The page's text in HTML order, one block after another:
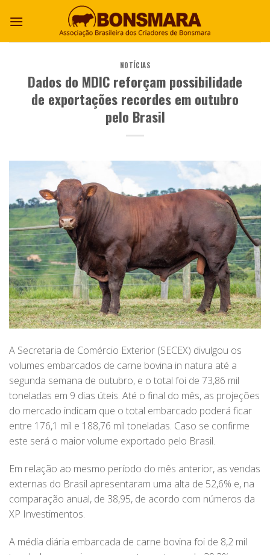
NOTÍCIAS
Dados do MDIC reforçam possibilidade
de exportações recordes em outubro
pelo Brasil
A Secretaria de Comércio Exterior (SECEX) divulgou os
volumes embarcados de carne bovina in natura até a
segunda semana de outubro, e o total foi de 73,86 mil
toneladas em 9 dias úteis. Até o final do mês, as projeções
do mercado indicam que o total embarcado poderá ficar
entre 176,1 mil e 188,76 mil toneladas. Caso se confirme
este será o maior volume exportado pelo Brasil.
Em relação ao mesmo período do mês anterior, as vendas
externas do Brasil apresentaram uma alta de 52,6% e, na
comparação anual, de 38,95, de acordo com números da
XP Investimentos.
A média diária embarcada de carne bovina foi de 8,2 mil